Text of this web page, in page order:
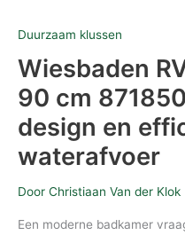
Duurzaam klussen
Wiesbaden
90 cm
design en
waterafvoer
Door Christiaan Van der Klok
Een moderne badkamer
design
efficiënte
waterafvoer